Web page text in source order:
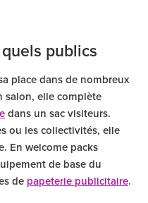
publics
place dans de nombreux
salon, elle complète
dans un sac visiteurs.
ou les collectivités, elle
En welcome packs
de base du
de papeterie publicitaire.